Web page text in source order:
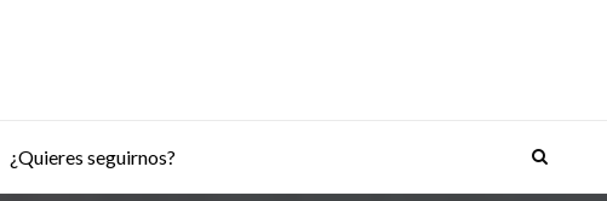
¿Quieres seguirnos?